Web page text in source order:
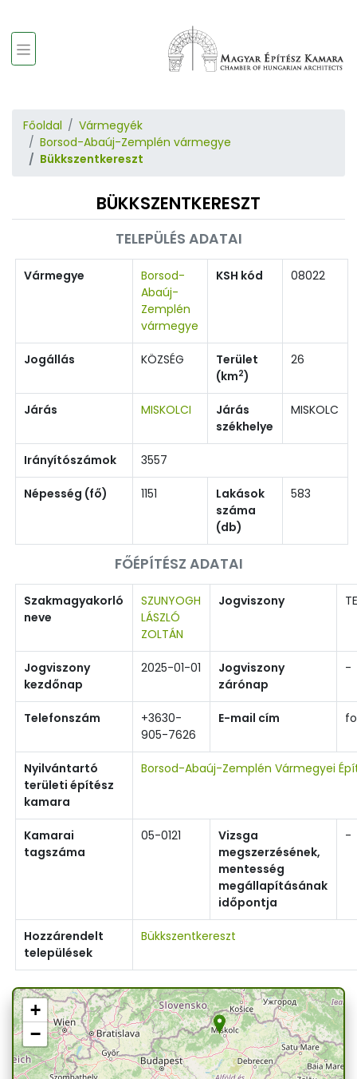
Főoldal
Vármegyék
Borsod-Abaúj-Zemplén vármegye
Bükkszentkereszt
BÜKKSZENTKERESZT
TELEPÜLÉS ADATAI
Vármegye
Borsod-
Abaúj-
Zemplén
vármegye
KSH kód 08022
Jogállás KÖZSÉG
Terület
(km2)
26
Járás MISKOLCI
Járás
székhelye
MISKOLC
Irányítószámok 3557
Népesség (fő) 1151
Lakások
száma
(db)
583
FŐÉPÍTÉSZ ADATAI
Szakmagyakorló
neve
SZUNYOGH
LÁSZLÓ
ZOLTÁN
Jogviszony
Jogviszony
kezdőnap
2025-01-01
Jogviszony
zárónap
-
Telefonszám
+3630-
905-7626
E-mail cím
Nyilvántartó
területi építész
kamara
Borsod-Abaúj-Zemplén Vármegyei
Kamarai
tagszáma
05-0121
Vizsga
megszerzésének,
mentesség
megállapításának
időpontja
-
Hozzárendelt
települések
Bükkszentkereszt
+
−